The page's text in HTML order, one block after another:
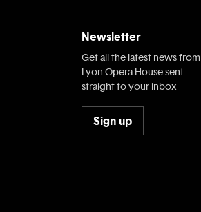
Newsletter
Get all the latest news from
Lyon Opera House sent
straight to your inbox
Sign up